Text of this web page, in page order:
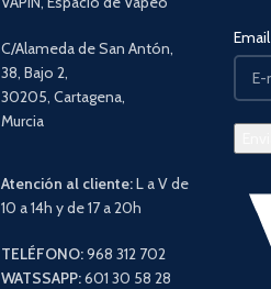
C/Alameda de San Antón,
38, Bajo 2,
30205, Cartagena,
Murcia
Atención al cliente:L a V de
10 a 14h y de 17 a 20h
TELÉFONO:968 312 702
WATSSAPP:601 30 58 28